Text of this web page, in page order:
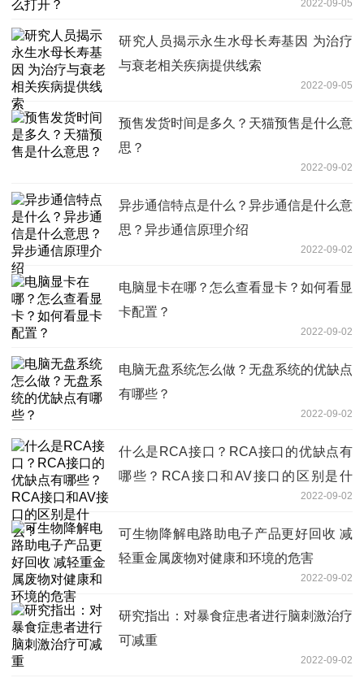
2022-09-05
研究人员揭示永生水母长寿基因 为治疗
与衰老相关疾病提供线索
2022-09-05
预售发货时间是多久？天猫预售是什么意
思？
2022-09-02
异步通信特点是什么？异步通信是什么意
思？异步通信原理介绍
2022-09-02
电脑显卡在哪？怎么查看显卡？如何看显
卡配置？
2022-09-02
电脑无盘系统怎么做？无盘系统的优缺点
有哪些？
2022-09-02
什么是RCA接口？RCA接口的优缺点有
哪些？RCA接口和AV接口的区别是什
2022-09-02
可生物降解电路助电子产品更好回收 减
轻重金属废物对健康和环境的危害
2022-09-02
研究指出：对暴食症患者进行脑刺激治疗
可减重
2022-09-02